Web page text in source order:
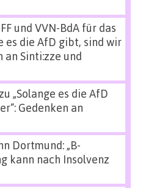
und VVN-BdA für das
es die AfD gibt, sind wir
an Sinti:zze und
„Solange es die AfD
Gedenken an
Dortmund: „B-
kann nach Insolvenz